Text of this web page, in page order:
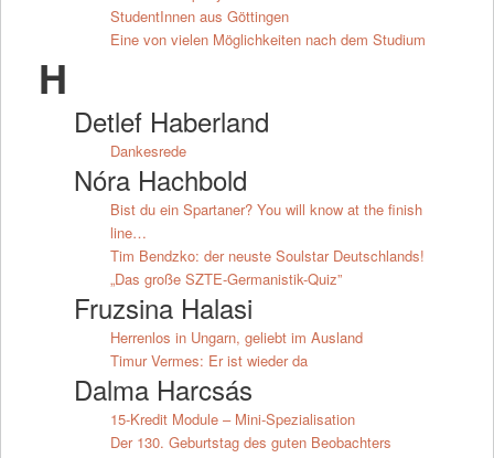
StudentInnen aus Göttingen
Eine von vielen Möglichkeiten nach dem Studium
H
Detlef Haberland
Dankesrede
Nóra Hachbold
Bist du ein Spartaner? You will know at the finish
line…
Tim Bendzko: der neuste Soulstar Deutschlands!
„Das große SZTE-Germanistik-Quiz”
Fruzsina Halasi
Herrenlos in Ungarn, geliebt im Ausland
Timur Vermes: Er ist wieder da
Dalma Harcsás
15-Kredit Module – Mini-Spezialisation
Der 130. Geburtstag des guten Beobachters